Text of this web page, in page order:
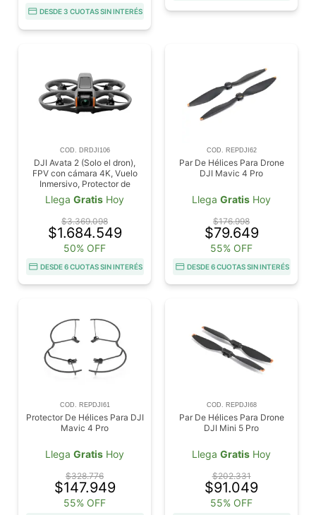
DESDE 3 CUOTAS SIN INTERÉS
COD. DRDJI106
DJI Avata 2 (Solo el dron),
FPV con cámara 4K, Vuelo
Inmersivo, Protector de
Hélices Integrado, Sencillo
Flip/Roll, Campo de Visión
Superamplio de 155°
Llega Gratis Hoy
$3.369.098
$1.684.549
50% OFF
DESDE 6 CUOTAS SIN INTERÉS
COD. REPDJI62
Par De Hélices Para Drone
DJI Mavic 4 Pro
Llega Gratis Hoy
$176.998
$79.649
55% OFF
DESDE 6 CUOTAS SIN INTERÉS
COD. REPDJI61
Protector De Hélices Para DJI
Mavic 4 Pro
Llega Gratis Hoy
$328.776
$147.949
55% OFF
COD. REPDJI68
Par De Hélices Para Drone
DJI Mini 5 Pro
Llega Gratis Hoy
$202.331
$91.049
55% OFF